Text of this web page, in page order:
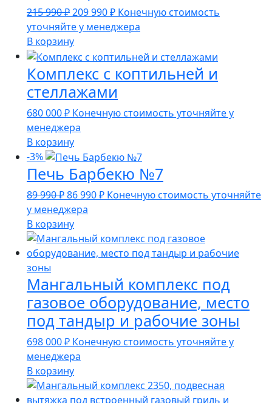
215 990₽ Первоначальная
цена
составляла
215
990 ₽.
209 990₽Текущая
цена:
990 ₽.
Конечную стоимость
уточняйте у менеджера
В корзину
Комплекс с коптильней и
стеллажами
680 000₽ Конечную стоимость уточняйте у
менеджера
В корзину
-3%
Печь Барбекю №7
89 990₽Первоначальная
цена
составляла
89
990 ₽.
86 990₽Текущая
990 ₽.
Конечную стоимость уточняйте
у менеджера
В корзину
Мангальный комплекс под
газовое оборудование, место
под тандыр и рабочие зоны
698 000₽ Конечную стоимость уточняйте у
менеджера
В корзину